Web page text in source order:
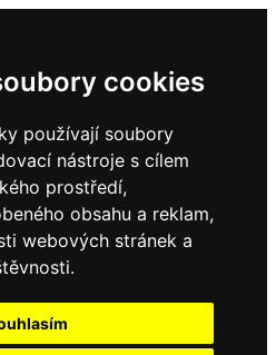
cookies
používají soubory
nástroje s cílem
prostředí,
obsahu a reklam,
webových stránek a